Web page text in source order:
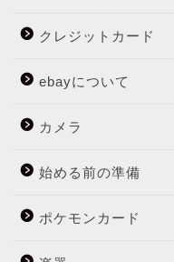
クレジットカード
ebayについて
カメラ
始める前の準備
ポケモンカード